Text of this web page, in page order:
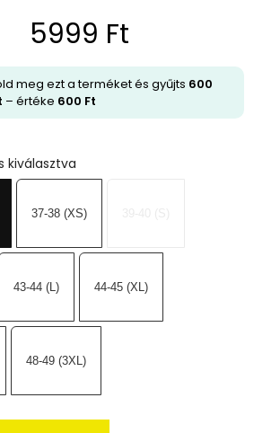
5999 Ft
meg ezt a terméket és gyűjts 600
– értéke 600 Ft
kiválasztva
37-38 (XS)
43-44 (L) 44-45 (XL)
48-49 (3XL)